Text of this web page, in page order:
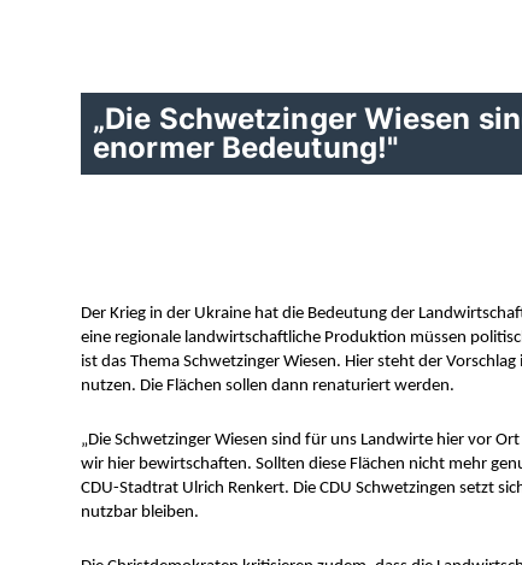
Die Schwetzinger Wiesen
enormer Bedeutung!"
Der Krieg in der Ukraine hat die Bedeutung der
eine regionale landwirtschaftliche Produktion müssen
ist das Thema Schwetzinger Wiesen. Hier steht der
nutzen. Die Flächen sollen dann renaturiert werden.
„Die Schwetzinger Wiesen sind für uns Landwirte hier vor
wir hier bewirtschaften. Sollten diese Flächen nicht mehr
CDU-Stadtrat Ulrich Renkert. Die CDU Schwetzingen setzt
nutzbar bleiben.